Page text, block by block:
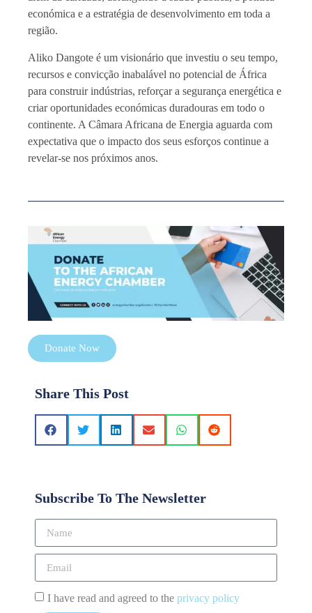
económica e a estratégia de desenvolvimento em toda a
região.
Aliko Dangote é um visionário que investiu o seu tempo,
recursos e convicção inabalável no potencial de África
para construir indústrias, reforçar a segurança energética e
criar oportunidades económicas duradouras em todo o
continente. A Câmara Africana de Energia aguarda com
expectativa que o impacto dos seus esforços continue a
revelar-se nos próximos anos.
Donate Now
Share This Post
Subscribe To The Newsletter
I have read and agreed to the privacy policy